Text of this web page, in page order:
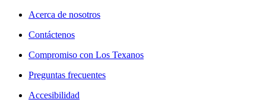
Acerca de nosotros
Contáctenos
Compromiso con Los Texanos
Preguntas frecuentes
Accesibilidad